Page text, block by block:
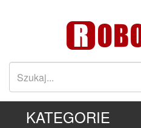
KATEGORIE